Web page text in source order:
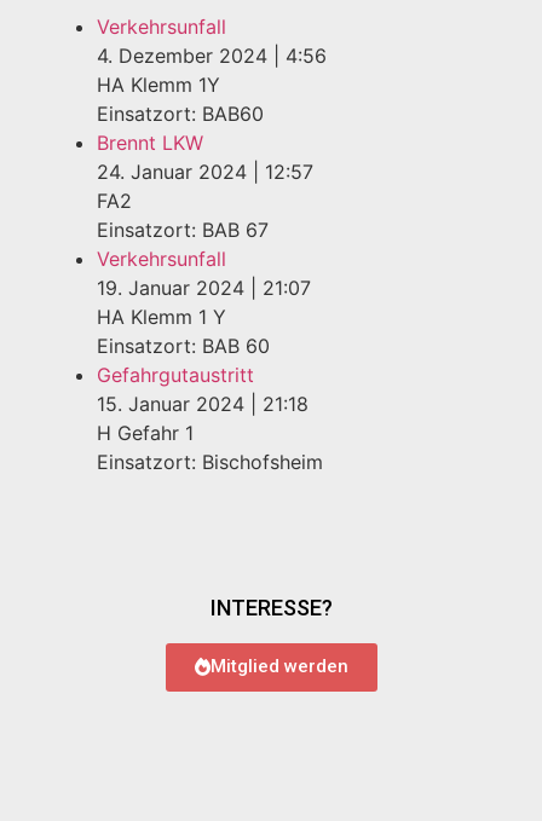
Verkehrsunfall
4. Dezember 2024
4:56
HA Klemm 1Y
Einsatzort: BAB60
Brennt LKW
24. Januar 2024
12:57
FA2
Einsatzort: BAB 67
Verkehrsunfall
19. Januar 2024
21:07
HA Klemm 1 Y
Einsatzort: BAB 60
Gefahrgutaustritt
15. Januar 2024
21:18
H Gefahr 1
Einsatzort: Bischofsheim
INTERESSE?
Mitglied werden